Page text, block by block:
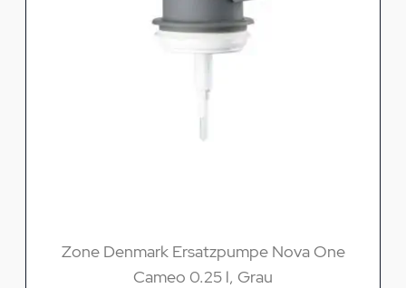
Zone Denmark Ersatzpumpe Nova One
Cameo 0.25 l, Grau